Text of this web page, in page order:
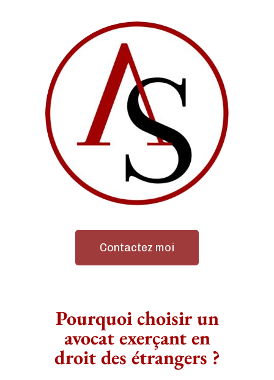
Contactez moi
Pourquoi choisir un
avocat exerçant en
droit des étrangers ?​